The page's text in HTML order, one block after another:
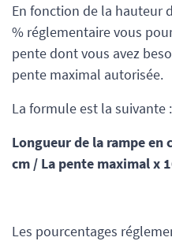
En fonction de la hauteur
% réglementaire vous
pente dont vous avez
pente maximal autorisée.
La formule est la suivante :
Longueur de la rampe en
cm / La pente maximal x
Les pourcentages